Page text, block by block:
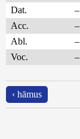
Dat.
–
Acc.
–
Abl.
–
Voc.
–
‹ hāmus